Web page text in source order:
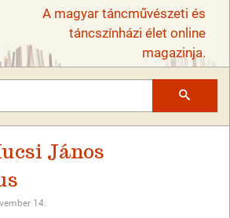
A magyar táncművészeti és
táncszínházi élet online
magazinja.
János
14.